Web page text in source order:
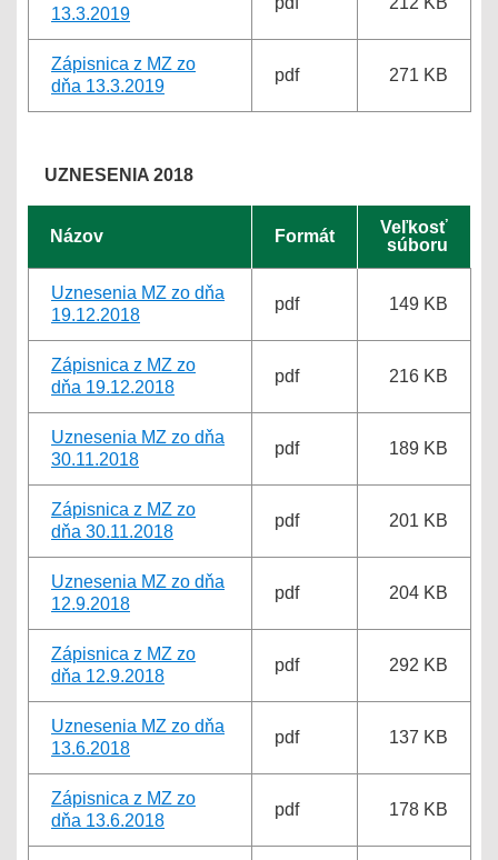
13.3.2019
Zápisnica z MZ zo
dňa 13.3.2019
pdf 271 KB
UZNESENIA 2018
Názov Formát
Veľkosť
súboru
Uznesenia MZ zo dňa
19.12.2018
pdf 149 KB
Zápisnica z MZ zo
dňa 19.12.2018
pdf 216 KB
Uznesenia MZ zo dňa
30.11.2018
pdf 189 KB
Zápisnica z MZ zo
dňa 30.11.2018
pdf 201 KB
Uznesenia MZ zo dňa
12.9.2018
pdf 204 KB
Zápisnica z MZ zo
dňa 12.9.2018
pdf 292 KB
Uznesenia MZ zo dňa
13.6.2018
pdf 137 KB
Zápisnica z MZ zo
dňa 13.6.2018
pdf 178 KB